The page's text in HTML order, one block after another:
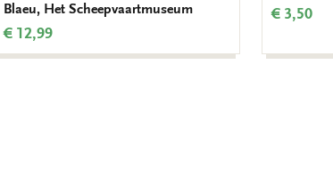
Blaeu, Het Scheepvaartmuseum
€ 12,99
€ 3,50